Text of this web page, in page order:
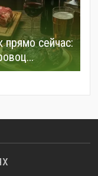
прямо сейчас: